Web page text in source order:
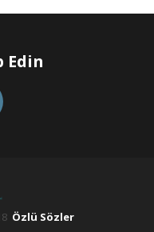
Edin
Özlü Sözler